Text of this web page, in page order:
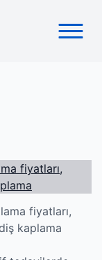
fiyatları,
kaplama